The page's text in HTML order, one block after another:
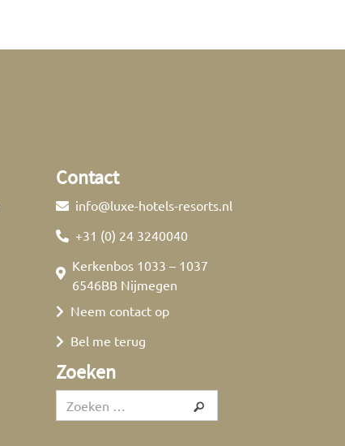
Contact
info@luxe-hotels-resorts.nl
+31 (0) 24 3240040
Kerkenbos 1033 – 1037
6546BB Nijmegen
Neem contact op
Bel me terug
Zoeken